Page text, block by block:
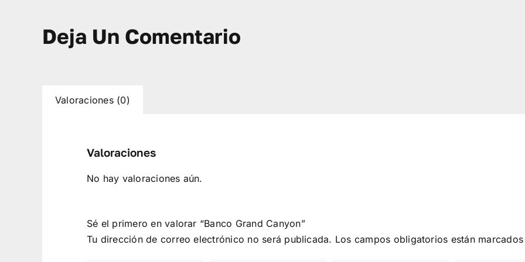
Deja Un Comentario
Valoraciones (0)
Valoraciones
No hay valoraciones aún.
Sé el primero en valorar “Banco Grand Canyon”
Tu dirección de correo electrónico no será publicada. Los campos obligatorios están